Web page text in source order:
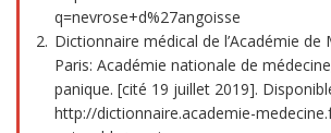
q=nevrose+d%27angoisse
Dictionnaire médical de l’Académie de
Paris: Académie nationale de
panique. [cité 19 juillet 2019].
http://dictionnaire.academie-